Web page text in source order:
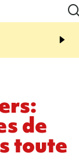
Un
observé
de
toute